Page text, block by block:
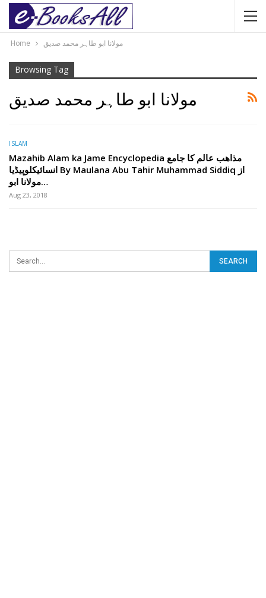
Home مولانا ابو طاہر محمد صدیق
Browsing Tag
مولانا ابو طاہر محمد صدیق
ISLAM
Mazahib Alam ka Jame Encyclopedia مذاھب عالم کا جامع
انسائیکلوپیڈیا By Maulana Abu Tahir Muhammad Siddiq از
مولانا ابو…
Aug 23, 2018